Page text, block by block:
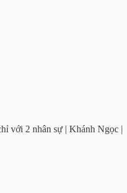
với 2 nhân sự | Khánh Ngọc |